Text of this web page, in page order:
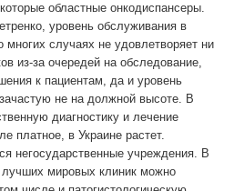
областные онкодиспансеры.
уровень обслуживания в
многих случаях не удовлетворяет ни
из-за очередей на обследование,
к пациентам, да и уровень
не на должной высоте. В
диагностику и лечение
платное, в Украине растет.
негосударственные учреждения. В
лучших мировых клиник можно